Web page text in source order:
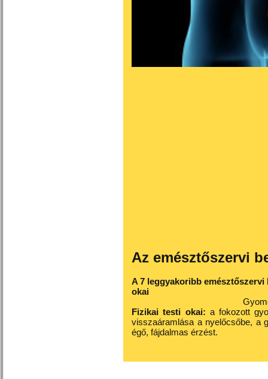
Az emésztőszervi
A 7 leggyakoribb
okai
Fizikai testi okai: a fokozott
visszaáramlása a nyelőcsőbe, a
égő, fájdalmas érzést.